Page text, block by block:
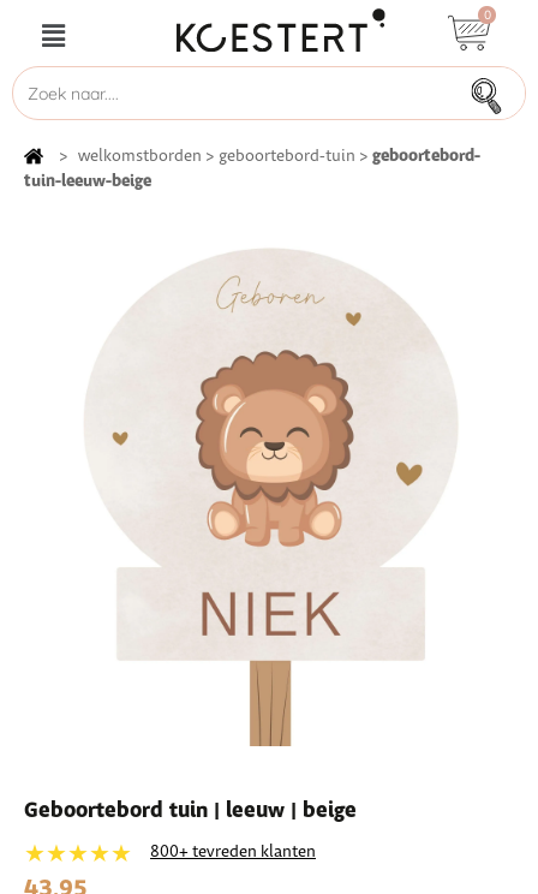
0
> welkomstborden > geboortebord-tuin > geboortebord-
tuin-leeuw-beige
Geboortebord tuin | leeuw | beige
★★★★★ 800+ tevreden klanten